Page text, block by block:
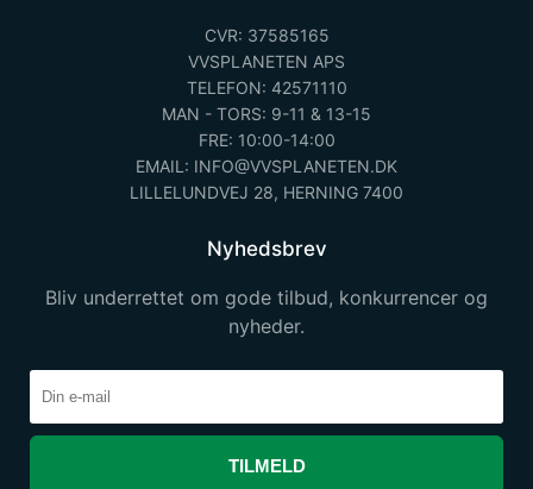
CVR: 37585165
VVSPLANETEN APS
TELEFON: 42571110
MAN - TORS: 9-11 & 13-15
FRE: 10:00-14:00
EMAIL: INFO@VVSPLANETEN.DK
LILLELUNDVEJ 28, HERNING 7400
Nyhedsbrev
Bliv underrettet om gode tilbud, konkurrencer og
nyheder.
TILMELD